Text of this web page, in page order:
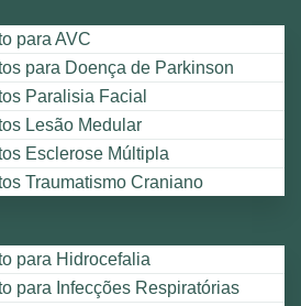
para AVC
para Doença de Parkinson
Paralisia Facial
Lesão Medular
Esclerose Múltipla
Traumatismo Craniano
para Hidrocefalia
para Infecções Respiratórias